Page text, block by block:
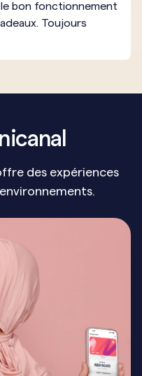
bon fonctionnement
Toujours
des expériences